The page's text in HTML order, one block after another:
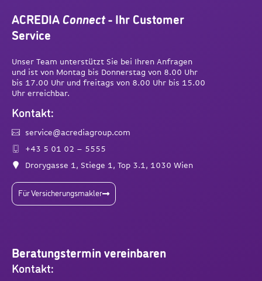
ACREDIA Connect- Ihr Customer
Service
Unser Team unterstützt Sie bei Ihren Anfragen
und ist von Montag bis Donnerstag von 8.00 Uhr
bis 17.00 Uhr und freitags von 8.00 Uhr bis 15.00
Uhr erreichbar.
Kontakt:
service@acrediagroup.com
+43 5 01 02 – 5555
Drorygasse 1, Stiege 1, Top 3.1, 1030 Wien
Für Versicherungsmakler
Beratungstermin vereinbaren
Kontakt: